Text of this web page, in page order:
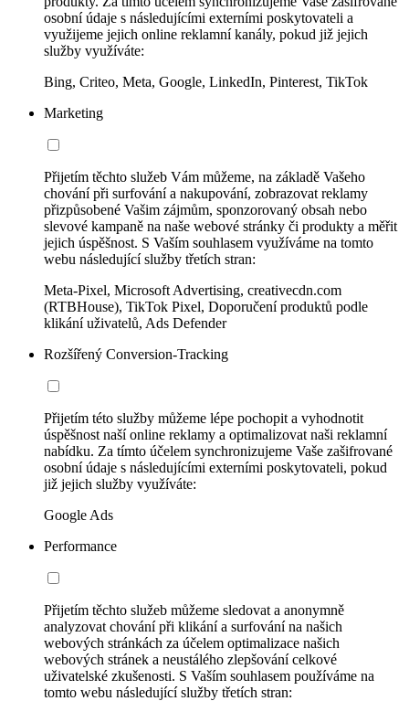
osobní údaje s následujícími externími poskytovateli a
využijeme jejich online reklamní kanály, pokud již jejich
služby využíváte:
Bing, Criteo, Meta, Google, LinkedIn, Pinterest, TikTok
Marketing
Přijetím těchto služeb Vám můžeme, na základě Vašeho
chování při surfování a nakupování, zobrazovat reklamy
přizpůsobené Vašim zájmům, sponzorovaný obsah nebo
slevové kampaně na naše webové stránky či produkty a měřit
jejich úspěšnost. S Vaším souhlasem využíváme na tomto
webu následující služby třetích stran:
Meta-Pixel, Microsoft Advertising, creativecdn.com
(RTBHouse), TikTok Pixel, Doporučení produktů podle
klikání uživatelů, Ads Defender
Rozšířený Conversion-Tracking
Přijetím této služby můžeme lépe pochopit a vyhodnotit
úspěšnost naší online reklamy a optimalizovat naši reklamní
nabídku. Za tímto účelem synchronizujeme Vaše zašifrované
osobní údaje s následujícími externími poskytovateli, pokud
již jejich služby využíváte:
Google Ads
Performance
Přijetím těchto služeb můžeme sledovat a anonymně
analyzovat chování při klikání a surfování na našich
webových stránkách za účelem optimalizace našich
webových stránek a neustálého zlepšování celkové
uživatelské zkušenosti. S Vaším souhlasem používáme na
tomto webu následující služby třetích stran: